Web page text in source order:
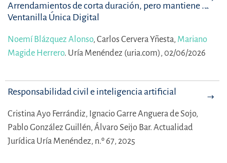
Arrendamientos de corta duración, pero mantiene la
Ventanilla Única Digital
Noemí Blázquez Alonso, Carlos Cervera Yñesta, Mariano
Magide Herrero. Uría Menéndez (uria.com), 02/06/2026
Responsabilidad civil e inteligencia artificial
Cristina Ayo Ferrándiz, Ignacio Garre Anguera de Sojo,
Pablo González Guillén, Álvaro Seijo Bar. Actualidad
Jurídica Uría Menéndez, n.º 67, 2025